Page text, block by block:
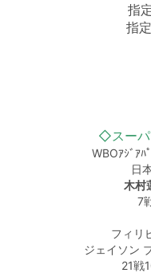
指
指
◇スーパ
WBOｱｼﾞｱﾊ
日
木村
7
フィリ
ジェイソン
21戦